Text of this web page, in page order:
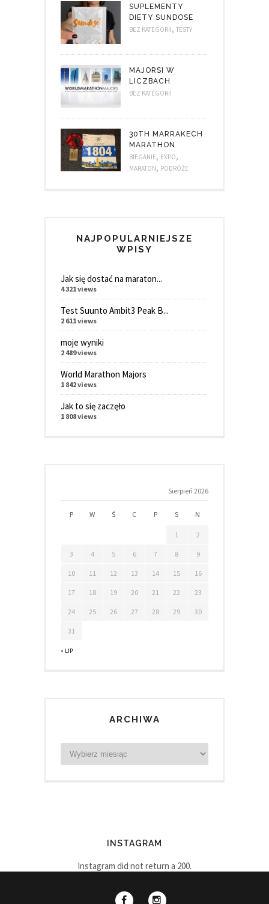
SUPLEMENTY
DIETY SUNDOSE
BEZ KATEGORII, TESTY
MAJORSI W
LICZBACH
BEZ KATEGORII
30TH MARRAKECH
MARATHON
BIEGANIE, EXPO,
MARATON, PODRÓŻE
NAJPOPULARNIEJSZE
WPISY
Jak się dostać na maraton...
4 321 views
Test Suunto Ambit3 Peak B...
2 611 views
moje wyniki
2 489 views
World Marathon Majors
1 842 views
Jak to się zaczęło
1 808 views
Sierpień 2026
P W Ś C P S N
« LIP
1 2
3 4 5 6 7 8 9
10 11 12 13 14 15 16
17 18 19 20 21 22 23
24 25 26 27 28 29 30
31
ARCHIWA
INSTAGRAM
Instagram did not return a 200.